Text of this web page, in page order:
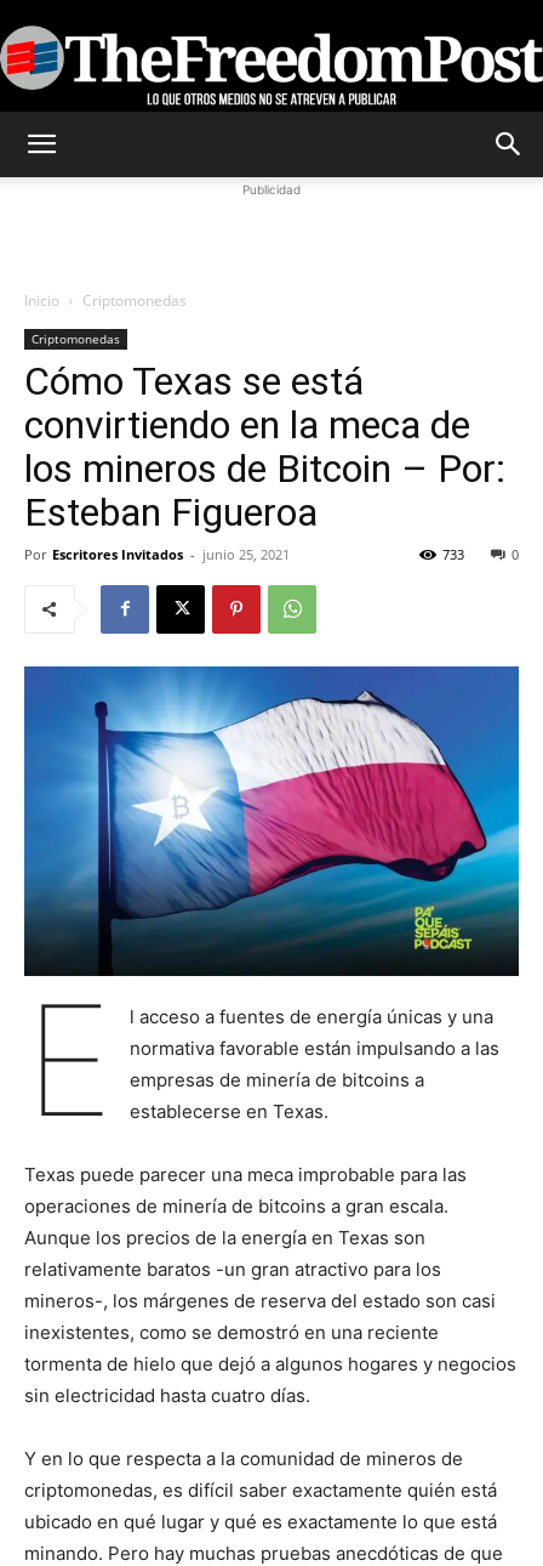
Publicidad
Inicio Criptomonedas
Criptomonedas
Cómo Texas se está
convirtiendo en la meca de
los mineros de Bitcoin – Por:
Esteban Figueroa
Por Escritores Invitados - junio 25, 2021 0
733
E
l acceso a fuentes de energía únicas y una
normativa favorable están impulsando a las
empresas de minería de bitcoins a
establecerse en Texas.
Texas puede parecer una meca improbable para las
operaciones de minería de bitcoins a gran escala.
Aunque los precios de la energía en Texas son
relativamente baratos -un gran atractivo para los
mineros-, los márgenes de reserva del estado son casi
inexistentes, como se demostró en una reciente
tormenta de hielo que dejó a algunos hogares y negocios
sin electricidad hasta cuatro días.
Y en lo que respecta a la comunidad de mineros de
criptomonedas, es difícil saber exactamente quién está
ubicado en qué lugar y qué es exactamente lo que está
minando. Pero hay muchas pruebas anecdóticas de que